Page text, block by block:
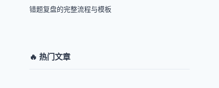
错题复盘的完整流程与模板
🔥 热门文章